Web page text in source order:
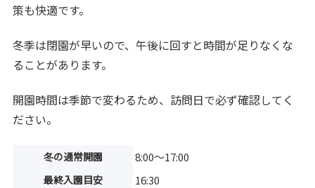
策も快適です。
冬季は閉園が早いので、午後に回すと時間が足りなくな
ることがあります。
開園時間は季節で変わるため、訪問日で必ず確認してく
ださい。
冬の通常開園 8:00〜17:00
最終入園目安 16:30